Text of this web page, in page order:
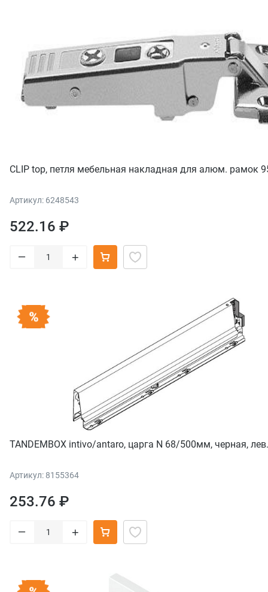
CLIP top, петля мебельная накладная для алюм. рамок
Артикул: 6248543
522.16 ₽
– +
TANDEMBOX intivo/antaro, царга N 68/500мм, черная, лев.
Артикул: 8155364
253.76 ₽
– +